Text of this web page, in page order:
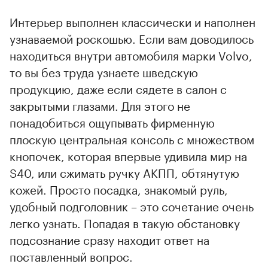
Интерьер выполнен классически и наполнен
узнаваемой роскошью. Если вам доводилось
находиться внутри автомобиля марки Volvo,
то вы без труда узнаете шведскую
продукцию, даже если сядете в салон с
закрытыми глазами. Для этого не
понадобиться ощупывать фирменную
плоскую центральная консоль с множеством
кнопочек, которая впервые удивила мир на
S40, или сжимать ручку АКПП, обтянутую
кожей. Просто посадка, знакомый руль,
удобный подголовник – это сочетание очень
легко узнать. Попадая в такую обстановку
подсознание сразу находит ответ на
поставленный вопрос.